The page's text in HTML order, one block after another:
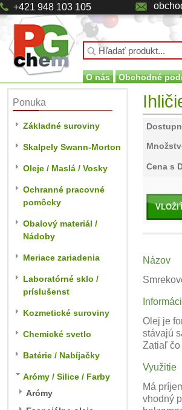
+421 948 103 105
O nás Obchodné
Ponuka
Základné suroviny
Skalpely Swann-Morton
Oleje / Maslá / Vosky
Ochranné pracovné
pomôcky
Obalový materiál /
Nádoby
Meriace zariadenia
Laboratórné sklo /
príslušenst
Kozmetické suroviny
Chemické svetlo
Batérie / Nabíjačky
Arómy / Silice / Farby
Arómy
Cena s
Názov
Olej je
stávajú
Zatiaľ čo
Využitie
Má
vhodný